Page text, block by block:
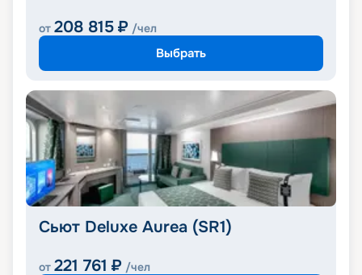
от 208 815 ₽ /чел
Выбрать
Сьют Deluxe Aurea (SR1)
от 221 761 ₽ /чел